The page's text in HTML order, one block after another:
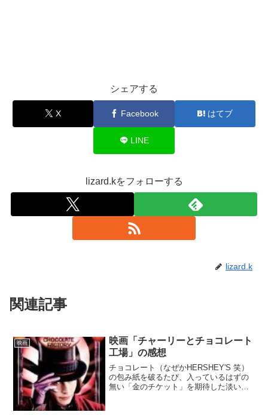
シェアする
X Facebook はてブ
LINE
lizard.kをフォローする
lizard.k
関連記事
映画
映画「チャーリーとチョコレート
工場」の感想
チョコレート（なぜかHERSHEY'S 笑）
の包み紙を破るたび、入っているはずの
無い「金のチケット」を期待した淡い記